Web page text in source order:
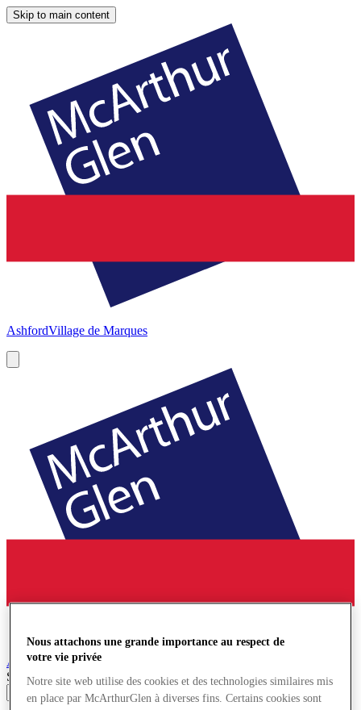
Skip to main content
AshfordVillage de Marques
AshfordVillage de Marques
Search input
Nous attachons une grande importance au respect de
votre vie privée
Notre site web utilise des cookies et des technologies similaires mis
en place par McArthurGlen à diverses fins. Certains cookies sont